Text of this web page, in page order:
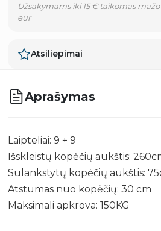
Užsakymams iki 15 € taikomas
eur
Atsiliepimai
Aprašymas
Laipteliai: 9 + 9
Išskleistų kopėčių aukštis:
Sulankstytų kopėčių aukštis:
Atstumas nuo kopėčių: 30 cm
Maksimali apkrova: 150KG